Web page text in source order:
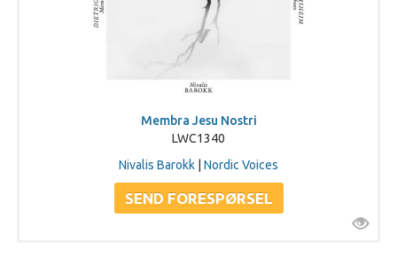
Membra Jesu Nostri
LWC1340
Nivalis Barokk
Nordic Voices